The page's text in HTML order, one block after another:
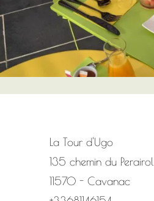
La Tour d'Ugo
135 chemin du Perairol
11570 - Cavanac